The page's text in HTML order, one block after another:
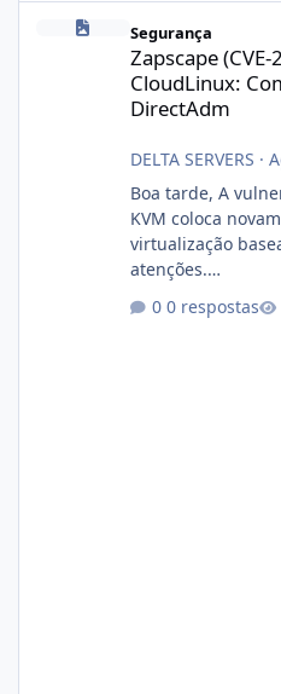
Zapscape (CVE-2026-64561)
Segurança
Zapscape
CloudLinux:
DirectAdm
DELTA SERVERS ·
Boa tarde, A
KVM coloca
virtualização
atenções.
https://
xjx23zz5f Criamos uma breve explicação:
0 respostas